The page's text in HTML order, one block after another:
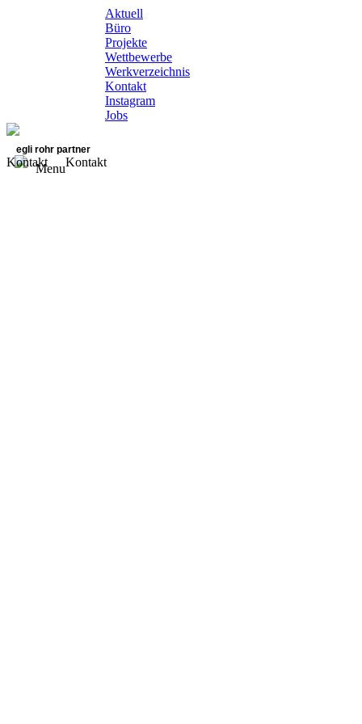
Aktuell
Büro
Projekte
Wettbewerbe
Werkverzeichnis
Kontakt
Instagram
Jobs
egli rohr partner
Menu
Kontakt Kontakt